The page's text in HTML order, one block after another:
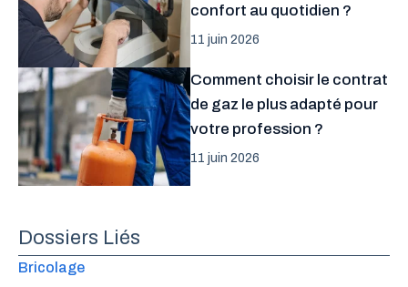
confort au quotidien ?
11 juin 2026
Comment choisir le contrat
de gaz le plus adapté pour
votre profession ?
11 juin 2026
Dossiers Liés
Bricolage